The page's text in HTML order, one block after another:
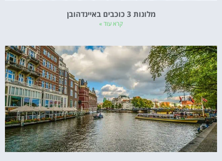
מלונות 3 כוכבים באיינדהובן
קרא עוד »